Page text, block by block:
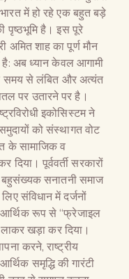
में हो रहे एक बहुत बड़े
पृष्ठभूमि है। इस पूरे
अमित शाह का पूर्ण मौन
है: अब ध्यान केवल आगामी
समय से लंबित और अत्यंत
पर उतारने पर है।
इकोसिस्टम ने
को संस्थागत वोट
के सामाजिक व
पूर्ववर्ती सरकारों
सनातनी समाज
संविधान में दर्जनों
रूप से “फ्रेजाइल
खड़ा कर दिया।
करने, राष्ट्रीय
समृद्धि की गारंटी